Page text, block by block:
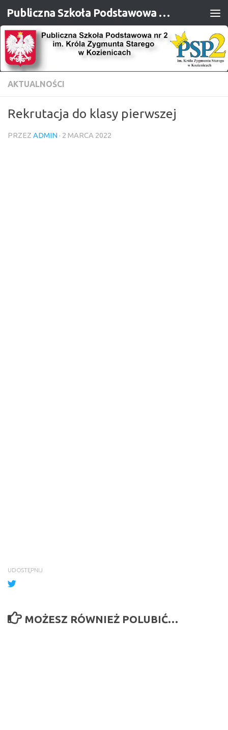
Przejdź do treści Publiczna Szkoła Podstawowa nr 2 im. Króla Zygmunta Starego w Kozienicach
AKTUALNOŚCI
Rekrutacja do klasy pierwszej
PRZEZ ADMIN · 2 MARCA 2022
UDOSTĘPNIJ
MOŻESZ RÓWNIEŻ POLUBIĆ…